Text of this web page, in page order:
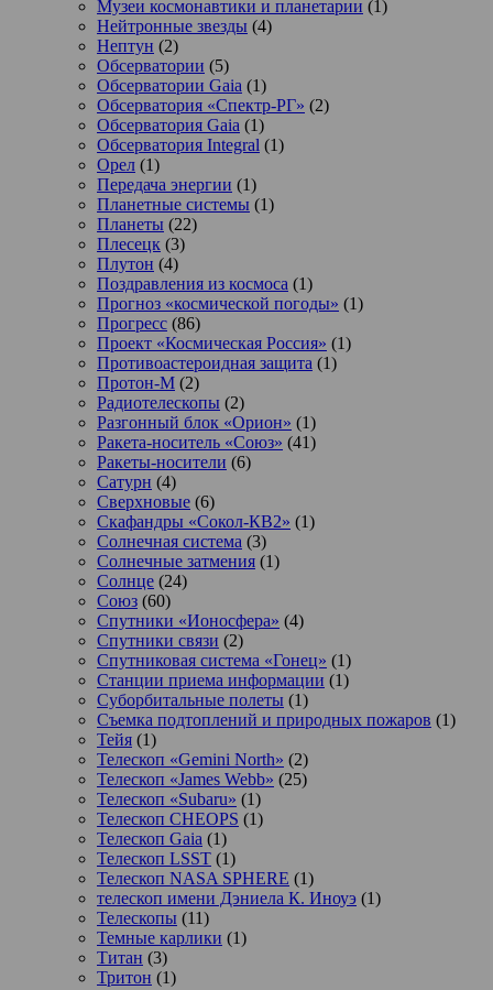
Музеи космонавтики и планетарии (1)
Нейтронные звезды (4)
Нептун (2)
Обсерватории (5)
Обсерватории Gaia (1)
Обсерватория «Спектр-РГ» (2)
Обсерватория Gaia (1)
Обсерватория Integral (1)
Орел (1)
Передача энергии (1)
Планетные системы (1)
Планеты (22)
Плесецк (3)
Плутон (4)
Поздравления из космоса (1)
Прогноз «космической погоды» (1)
Прогресс (86)
Проект «Космическая Россия» (1)
Противоастероидная защита (1)
Протон-М (2)
Радиотелескопы (2)
Разгонный блок «Орион» (1)
Ракета-носитель «Союз» (41)
Ракеты-носители (6)
Сатурн (4)
Сверхновые (6)
Скафандры «Сокол-КВ2» (1)
Солнечная система (3)
Солнечные затмения (1)
Солнце (24)
Союз (60)
Спутники «Ионосфера» (4)
Спутники связи (2)
Спутниковая система «Гонец» (1)
Станции приема информации (1)
Суборбитальные полеты (1)
Съемка подтоплений и природных пожаров (1)
Тейя (1)
Телескоп «Gemini North» (2)
Телескоп «James Webb» (25)
Телескоп «Subaru» (1)
Телескоп CHEOPS (1)
Телескоп Gaia (1)
Телескоп LSST (1)
Телескоп NASA SPHERE (1)
телескоп имени Дэниела К. Иноуэ (1)
Телескопы (11)
Темные карлики (1)
Титан (3)
Тритон (1)